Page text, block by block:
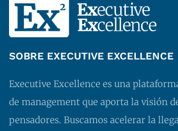
SOBRE EXECUTIVE EXCELLENCE
Executive Excellence es una
de management que aporta la visión
pensadores. Buscamos acelerar la